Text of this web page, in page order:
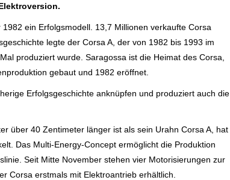
ein Erfolgsmodell. 13,7 Millionen verkaufte Corsa
legte der Corsa A, der von 1982 bis 1993 im
produziert wurde. Saragossa ist die Heimat des Corsa,
gebaut und 1982 eröffnet.
Erfolgsgeschichte anknüpfen und produziert auch die
über 40 Zentimeter länger ist als sein Urahn Corsa A, hat
Das Multi-Energy-Concept ermöglicht die Produktion
Seit Mitte November stehen vier Motorisierungen zur
Corsa erstmals mit Elektroantrieb erhältlich.